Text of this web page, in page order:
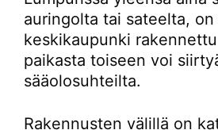
auringolta tai sateelta,
keskikaupunki
paikasta toiseen voi
sääolosuhteilta.
Rakennusten välillä on